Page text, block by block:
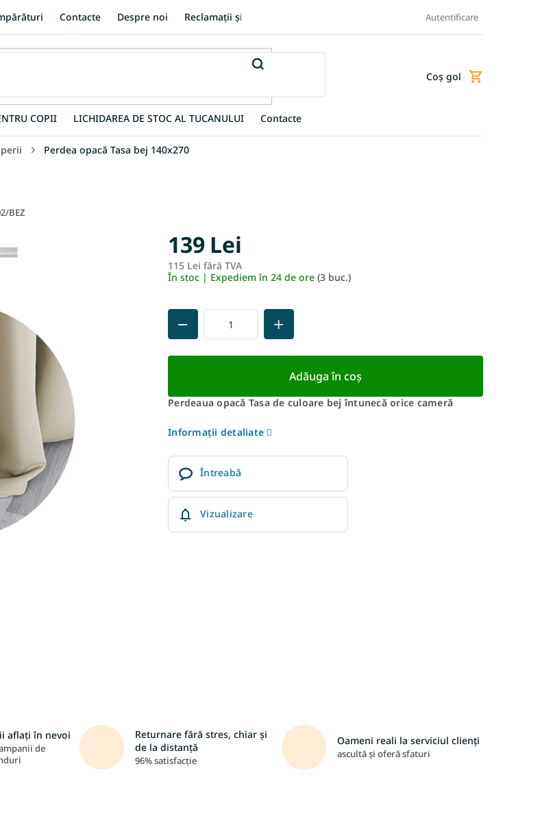
Contacte Despre noi Reclamații și retur produse Termeni și condiții
Autentificare
Coş
Coş gol
COPII LICHIDAREA DE STOC AL TUCANULUI Contacte
Perdea opacă Tasa bej 140x270
BEZ
139 Lei
115 Lei fără TVA
În stoc | Expediem în 24 de ore (3 buc.)
Adăuga în coş
Perdeaua opacă Tasa de culoare bej întunecă orice cameră
Informaţii detaliate
Întreabă
Vizualizare
aflați în nevoi
de
Returnare fără stres, chiar și
de la distanță
96% satisfacție
Oameni reali la serviciul clienți
ascultă și oferă sfaturi